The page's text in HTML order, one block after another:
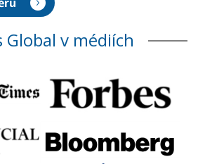
Global v médiích